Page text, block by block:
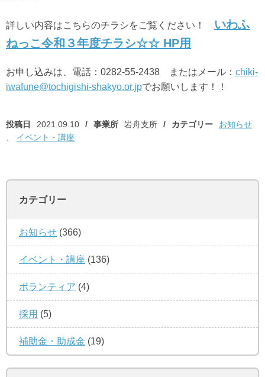
詳しい内容はこちらのチラシをご覧ください！ いわふ
ねっこ令和３年度チラシ☆☆ HP用
お申し込みは、電話：0282-55-2438 またはメール： chiki-
iwafune@tochigishi-shakyo.or.jpでお願いします！！
投稿日 2021.09.10 事業所 岩舟支所 カテゴリー
お知らせ
イベント・講座
カテゴリー
お知らせ (366)
イベント・講座 (136)
ボランティア (4)
採用 (5)
補助金・助成金 (19)